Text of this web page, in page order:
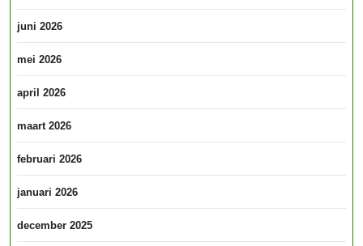
juni 2026
mei 2026
april 2026
maart 2026
februari 2026
januari 2026
december 2025